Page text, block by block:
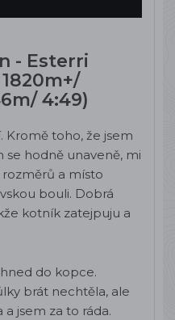
- Esterri
4:49)
Kromě toho, že jsem
se hodně unaveně, mi
a místo
bouli. Dobrá
kotník zatejpuju a
do kopce.
brát nechtěla, ale
jsem za to ráda.